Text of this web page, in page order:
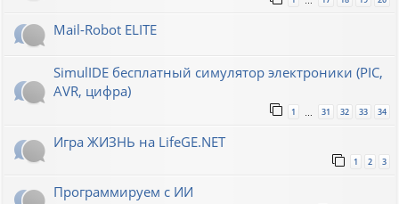
Mail-Robot ELITE
SimulIDE бесплатный симулятор электроники (PIC,
AVR, цифра)
1 31 32 33 34
Игра ЖИЗНЬ на LifeGE.NET
1 2 3
Программируем с ИИ